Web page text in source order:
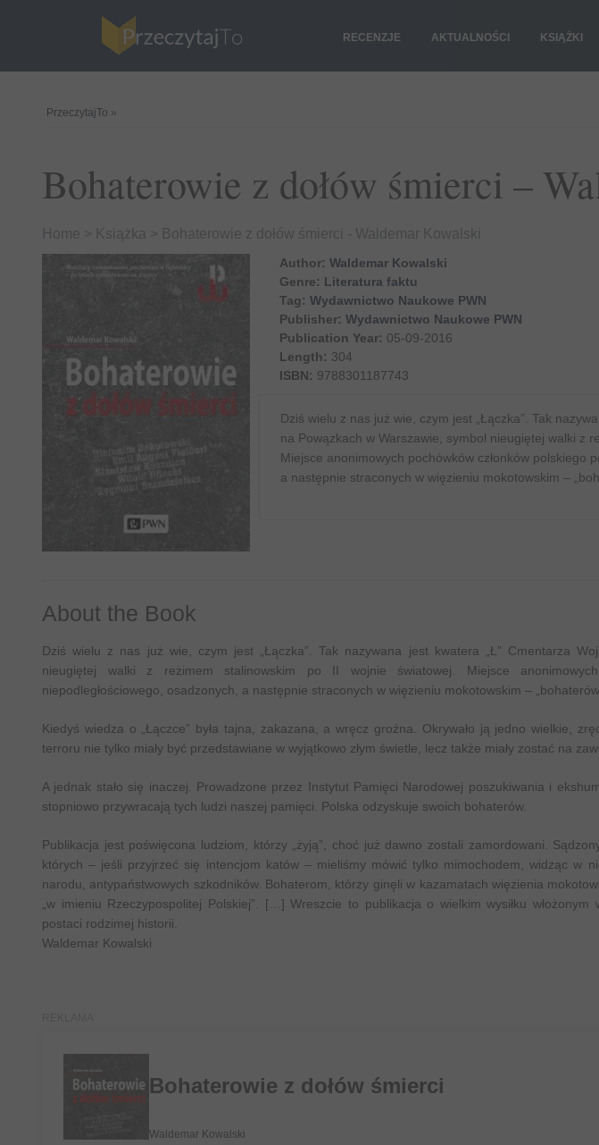
RECENZJE AKTUALNOŚCI KSIĄŻKI
PrzeczytajTo »
Bohaterowie z dołów śmierci –
Home Książka Bohaterowie z dołów śmierci - Waldemar Kowalski
Author: Waldemar Kowalski
Genre: Literatura faktu
Tag: Wydawnictwo Naukowe PWN
Publisher: Wydawnictwo Naukowe PWN
Publication Year: 05-09-2016
Length: 304
ISBN: 9788301187743
Dziś wielu z nas już wie, czym jest „Łączka”. Tak
na Powązkach w Warszawie, symbol nieugiętej walki z
Miejsce anonimowych pochówków członków polskiego
a następnie straconych w więzieniu mokotowskim –
About the Book
Dziś wielu z nas już wie, czym jest „Łączka”. Tak nazywana jest kwatera „Ł” Cmentarza
nieugiętej walki z reżimem stalinowskim po II wojnie światowej. Miejsce anonimowych
niepodległościowego, osadzonych, a następnie straconych w więzieniu mokotowskim – „bohaterów
Kiedyś wiedza o „Łączce” była tajna, zakazana, a wręcz groźna. Okrywało ją jedno wielkie,
terroru nie tylko miały być przedstawiane w wyjątkowo złym świetle, lecz także miały zostać na
A jednak stało się inaczej. Prowadzone przez Instytut Pamięci Narodowej poszukiwania i
stopniowo przywracają tych ludzi naszej pamięci. Polska odzyskuje swoich bohaterów.
Publikacja jest poświęcona ludziom, którzy „żyją”, choć już dawno zostali zamordowani.
których – jeśli przyjrzeć się intencjom katów – mieliśmy mówić tylko mimochodem, widząc w
narodu, antypaństwowych szkodników. Bohaterom, którzy ginęli w kazamatach więzienia
„w imieniu Rzeczypospolitej Polskiej”. […] Wreszcie to publikacja o wielkim wysiłku
postaci rodzimej historii.
Waldemar Kowalski